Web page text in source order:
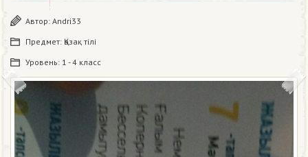
Автор: Andri33
Предмет: Қазақ тiлi
Уровень: 1 - 4 класс